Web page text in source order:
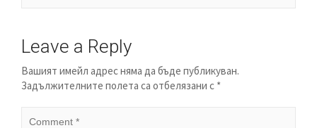
Leave a Reply
Вашият имейл адрес няма да бъде публикуван.
Задължителните полета са отбелязани с *